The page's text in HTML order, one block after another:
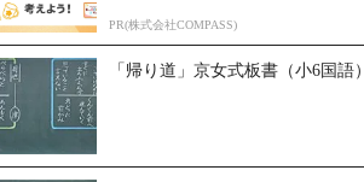
PR(株式会社COMPASS)
「帰り道」京女式板書（小6国語）